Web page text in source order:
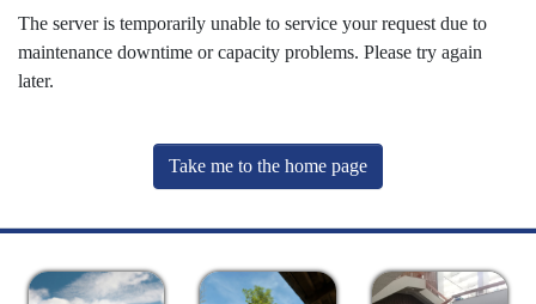
The server is temporarily unable to service your request due to
maintenance downtime or capacity problems. Please try again
later.
Take me to the home page